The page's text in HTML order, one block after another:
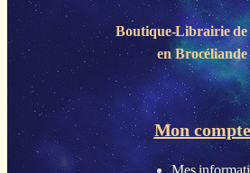
Boutique-Librairie
en Brocéliande
Mon compte